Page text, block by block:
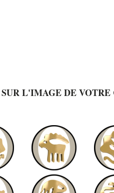
L'IMAGE DE